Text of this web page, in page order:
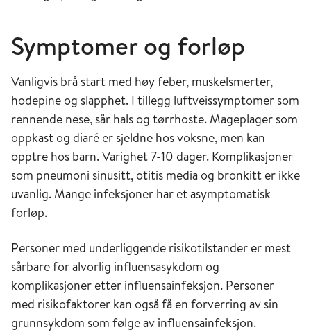
Symptomer og forløp
Vanligvis brå start med høy feber, muskelsmerter,
hodepine og slapphet. I tillegg luftveissymptomer som
rennende nese, sår hals og tørrhoste. Mageplager som
oppkast og diaré er sjeldne hos voksne, men kan
opptre hos barn. Varighet 7-10 dager. Komplikasjoner
som pneumoni sinusitt, otitis media og bronkitt er ikke
uvanlig. Mange infeksjoner har et asymptomatisk
forløp.
Personer med underliggende risikotilstander er mest
sårbare for alvorlig influensasykdom og
komplikasjoner etter influensainfeksjon. Personer
med risikofaktorer kan også få en forverring av sin
grunnsykdom som følge av influensainfeksjon.